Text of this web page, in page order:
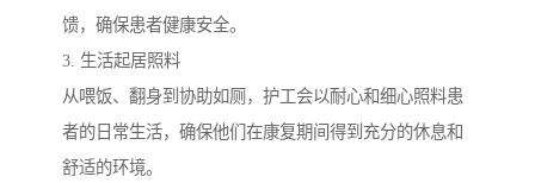
馈，确保患者健康安全。
3. 生活起居照料
从喂饭、翻身到协助如厕，护工会以耐心和细心照料患
者的日常生活，确保他们在康复期间得到充分的休息和
舒适的环境。